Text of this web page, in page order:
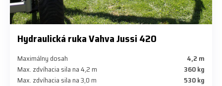
Hydraulická ruka Vahva Jussi 420
Maximálny dosah
4,2 m
Max. zdvíhacia sila na 4,2 m
360 kg
Max. zdvíhacia sila na 3,0 m
530 kg